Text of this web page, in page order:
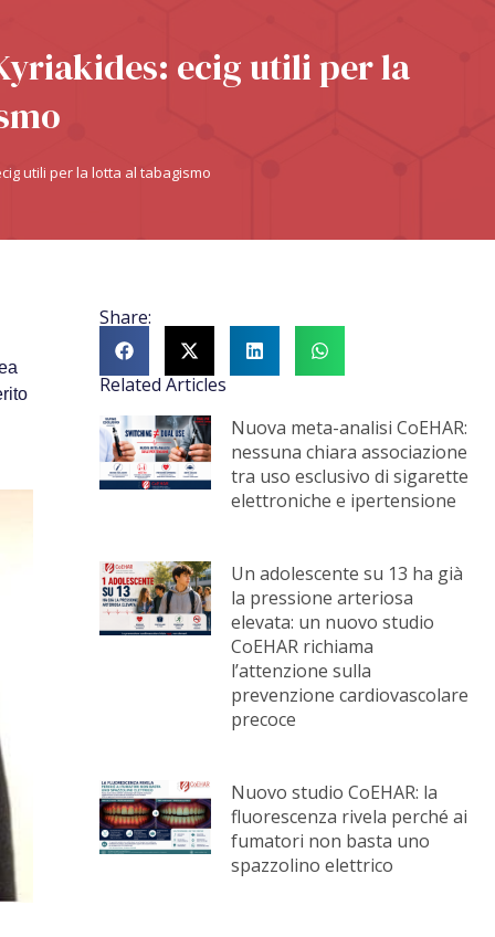
ecig utili per la
utili per la lotta al tabagismo
Share:
Related Articles
Nuova meta-analisi CoEHAR:
nessuna chiara associazione
tra uso esclusivo di sigarette
elettroniche e ipertensione
Un adolescente su 13 ha già
la pressione arteriosa
elevata: un nuovo studio
CoEHAR richiama
l’attenzione sulla
prevenzione cardiovascolare
precoce
Nuovo studio CoEHAR: la
fluorescenza rivela perché ai
fumatori non basta uno
spazzolino elettrico